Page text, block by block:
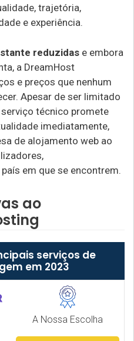
trajetória,
e experiência.
reduzidas e embora
a DreamHost
e preços que nenhum
Apesar de ser limitado
técnico promete
imediatamente,
de alojamento web ao
em que se encontrem.
ao
serviços de
em 2023
A Nossa Escolha